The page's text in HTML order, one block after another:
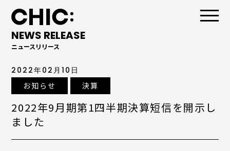
NEWS RELEASE
ニュースリリース
2022年02月10日
お知らせ
決算
2022年9月期第1四半期決算短信を開示し
ました